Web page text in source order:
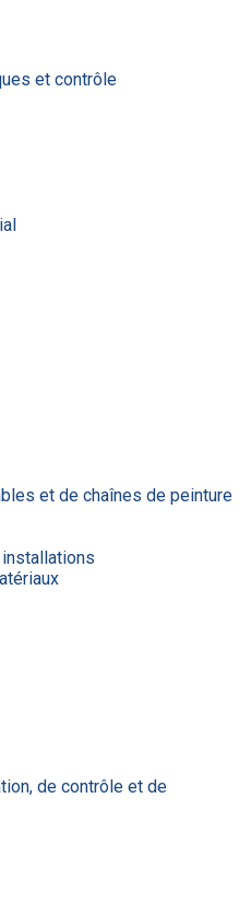
et contrôle
et de chaînes de peinture
de contrôle et de